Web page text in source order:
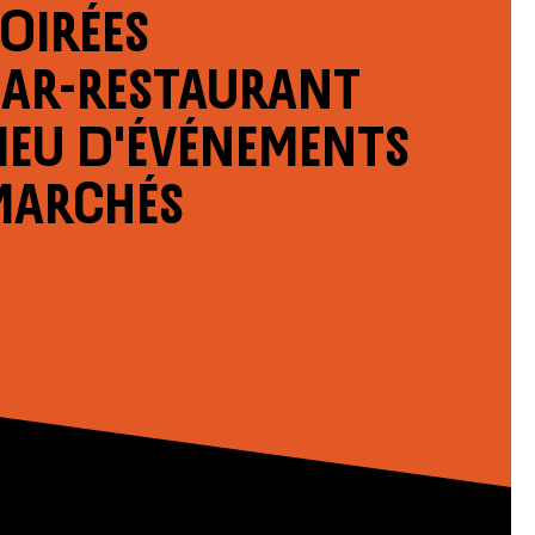
restaurant
d'événements